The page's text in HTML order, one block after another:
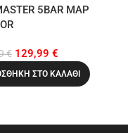
5BAR MAP
€ 129,99 €
ΣΤΟ ΚΑΛΆΘΙ